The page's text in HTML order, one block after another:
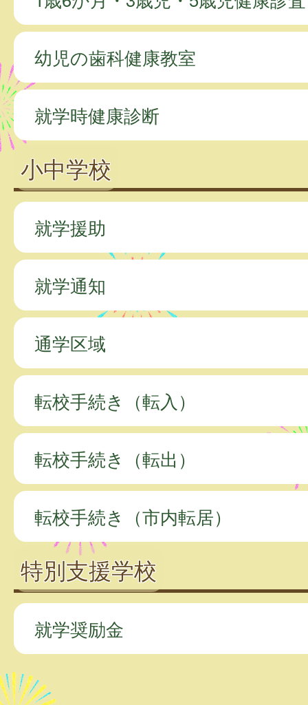
幼児の歯科健康教室
就学時健康診断
小中学校
就学援助
就学通知
通学区域
転校手続き（転入）
転校手続き（転出）
転校手続き（市内転居）
特別支援学校
就学奨励金